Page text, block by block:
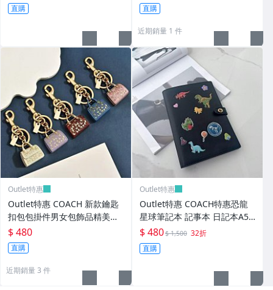
直購 直購
近期銷量 1 件
Outlet特惠
Outlet特惠 COACH 新款鑰匙
扣包包掛件男女包飾品精美汽
車鑰匙扣五色可選情侶
$ 480
直購
近期銷量 3 件
Outlet特惠
Outlet特惠 COACH特惠恐龍
星球筆記本 記事本 日記本A5
高顏值日記本軟皮防水料活頁
高檔筆記本黑色
$ 480$ 1,500 32折
直購